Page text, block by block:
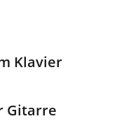
Klavier
Gitarre